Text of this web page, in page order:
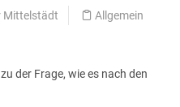
Mittelstädt Allgemein
der Frage, wie es nach den